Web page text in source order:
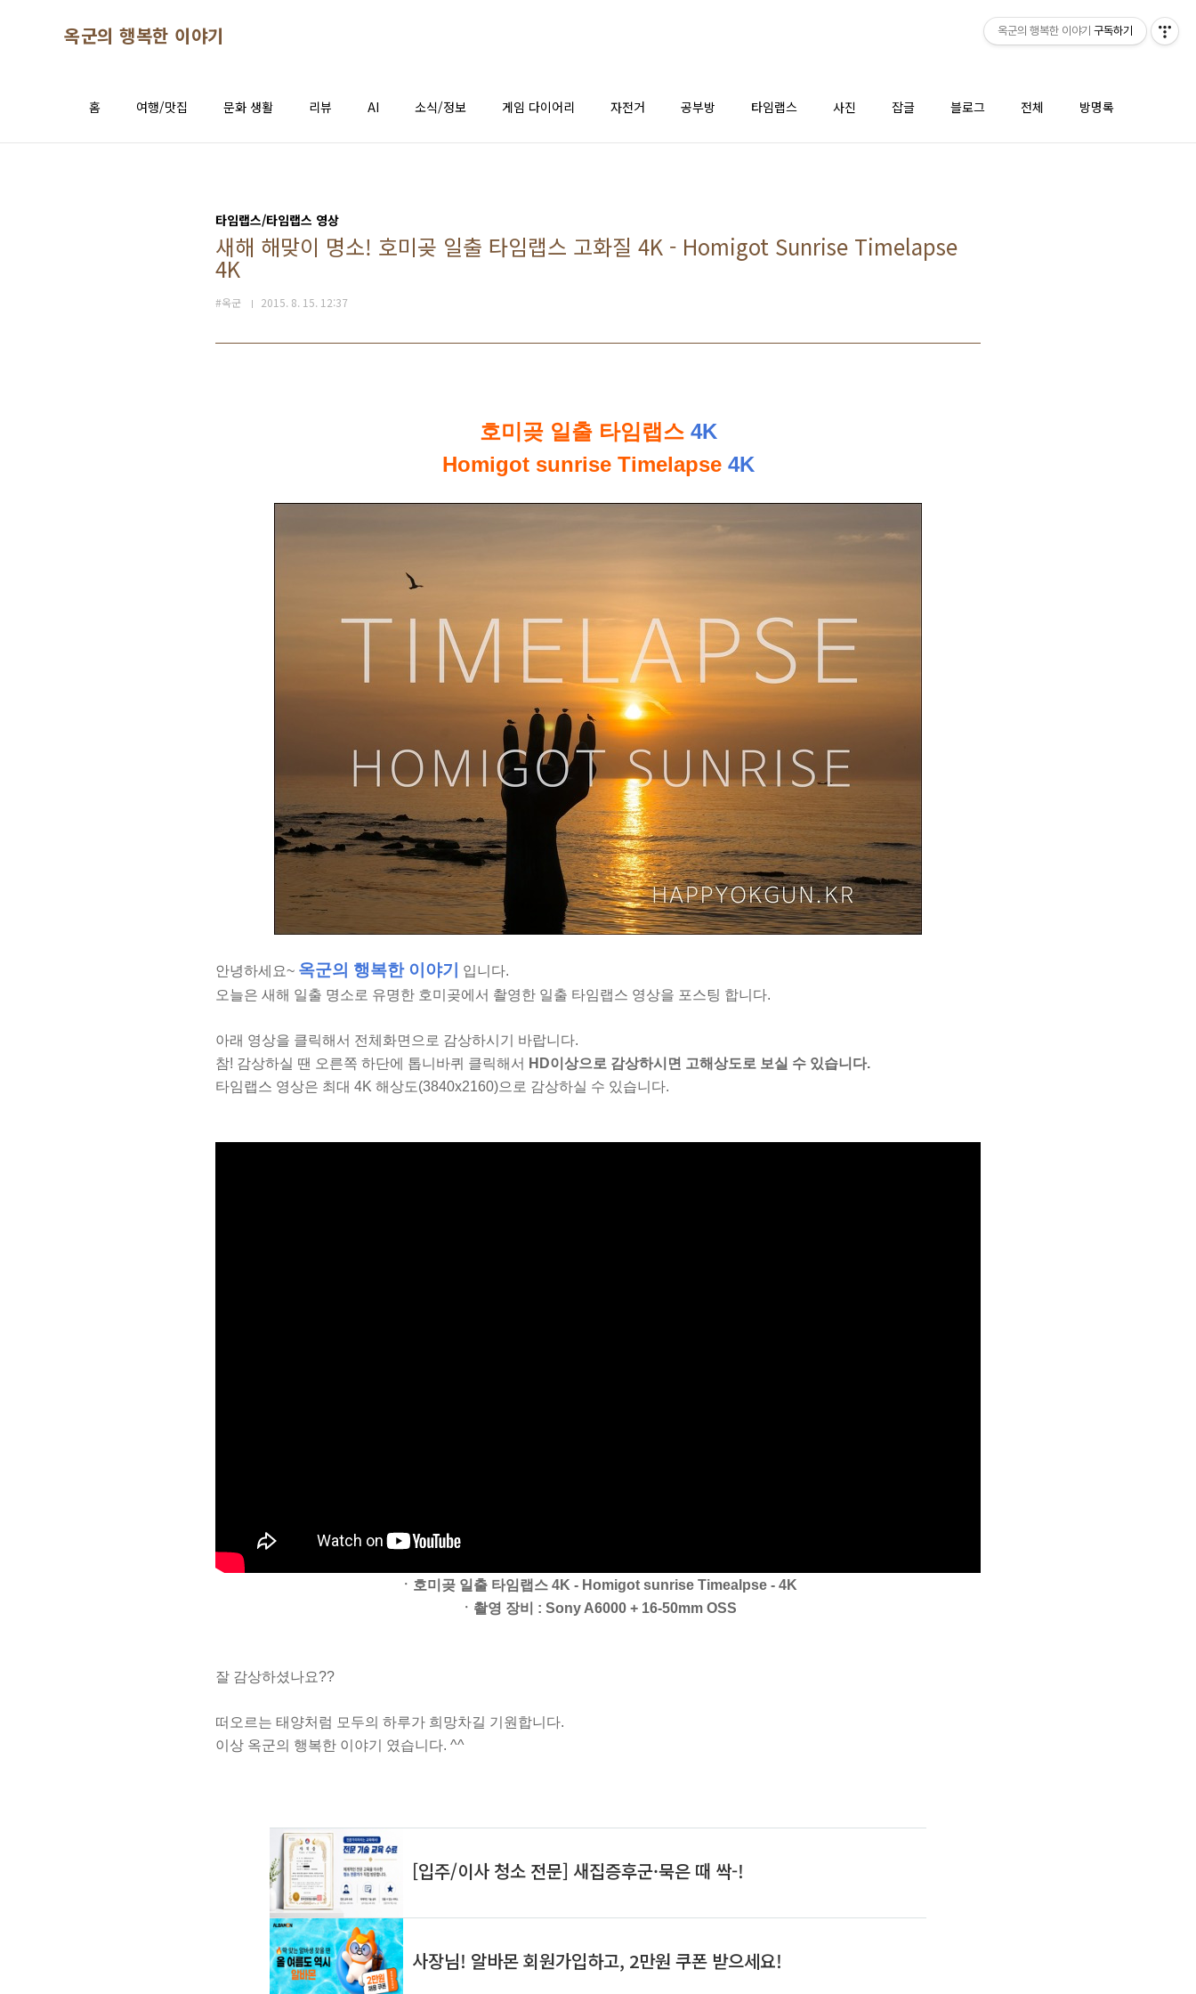
옥군의 행복한 이야기
홈 여행/맛집 문화 생활 리뷰 AI 소식/정보 게임 다이어리 자전거 공부방 타임랩스 사진 잡글 블로그 전체 방명록
타임랩스/타임랩스 영상
새해 해맞이 명소! 호미곶 일출 타임랩스 고화질 4K - Homigot Sunrise Timelapse
4K
#옥군 2015. 8. 15. 12:37
호미곶 일출 타임랩스 4K
Homigot sunrise Timelapse 4K
안녕하세요~ 옥군의 행복한 이야기
입니다.
오늘은 새해 일출 명소로 유명한 호미곶에서 촬영한 일출 타임랩스 영상을 포스팅 합니다.
아래 영상을 클릭해서 전체화면으로 감상하시기 바랍니다.
참! 감상하실 땐 오른쪽 하단에 톱니바퀴 클릭해서 HD이상으로 감상하시면 고해상도로 보실 수 있습니다.
타임랩스 영상은 최대 4K 해상도(3840x2160)으로 감상하실 수 있습니다.
ㆍ호미곶 일출 타임랩스 4K - Homigot sunrise Timealpse - 4K
ㆍ촬영 장비 : Sony A6000 + 16-50mm OSS
잘 감상하셨나요??
떠오르는 태양처럼 모두의 하루가 희망차길 기원합니다.
이상 옥군의 행복한 이야기 였습니다. ^^
옥군의 행복한 이야기 구독하기